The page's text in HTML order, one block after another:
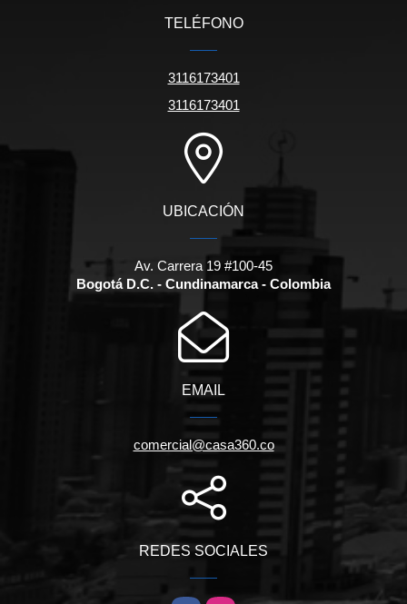
TELÉFONO
3116173401
3116173401
UBICACIÓN
Av. Carrera 19 #100-45
Bogotá D.C. - Cundinamarca - Colombia
EMAIL
comercial@casa360.co
REDES SOCIALES